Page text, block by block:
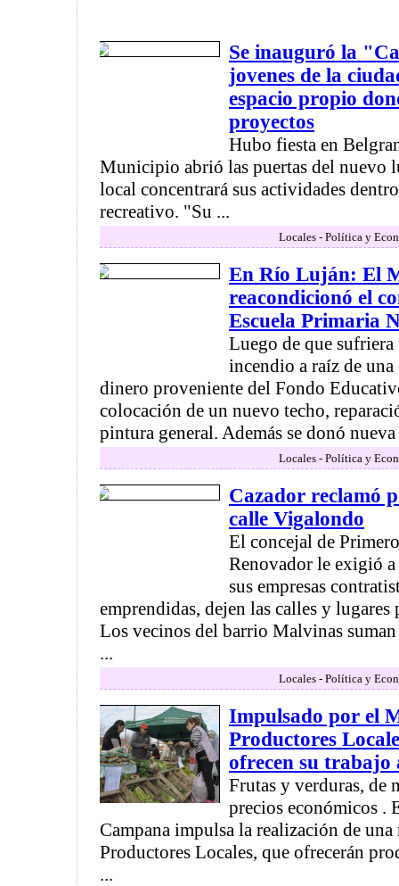
Se inauguró la
jovenes de la
espacio propio
proyectos
Hubo fiesta en
Municipio abrió las puertas del nuevo
local concentrará sus actividades
recreativo. "Su ...
Locales - Política y
En Río Luján: El
reacondicionó el
Escuela Primaria
Luego de que
incendio a raíz de una
dinero proveniente del Fondo
colocación de un nuevo techo,
pintura general. Además se donó
Locales - Política y
Cazador reclamó
calle Vigalondo
El concejal de
Renovador le exigió
sus empresas
emprendidas, dejen las calles y
Los vecinos del barrio Malvinas
...
Locales - Política y
Impulsado por el
Productores
ofrecen su trabajo
Frutas y verduras, de
precios económicos .
Campana impulsa la realización de una
Productores Locales, que ofrecerán
...